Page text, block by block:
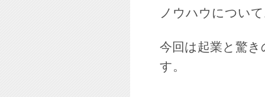
ノウハウについ
今回は起業と驚
す。